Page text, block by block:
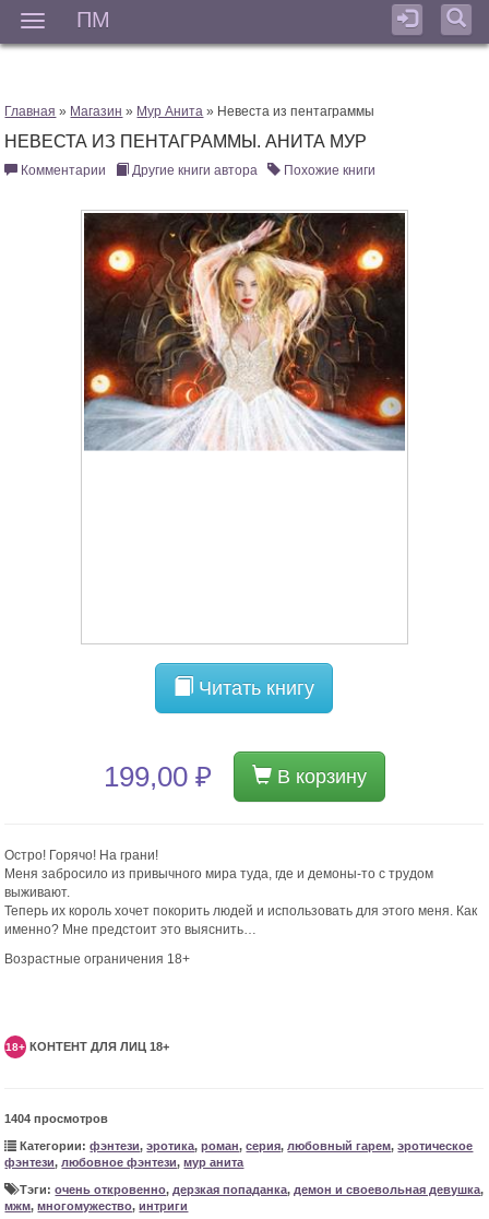
ПМ
Главная » Магазин » Мур Анита » Невеста из пентаграммы
НЕВЕСТА ИЗ ПЕНТАГРАММЫ. АНИТА МУР
Комментарии Другие книги автора Похожие книги
Читать книгу
199,00 ₽ В корзину
Остро! Горячо! На грани!
Меня забросило из привычного мира туда, где и демоны-то с трудом
выживают.
Теперь их король хочет покорить людей и использовать для этого меня. Как
именно? Мне предстоит это выяснить…
Возрастные ограничения 18+
18+ КОНТЕНТ ДЛЯ ЛИЦ 18+
1404 просмотров
Категории:фэнтези,эротика,роман,серия, любовный гарем,эротическое
фэнтези, любовное фэнтези,мур анита
Тэги:очень откровенно, дерзкая попаданка, демон и своевольная девушка,
мжм,многомужество,интриги